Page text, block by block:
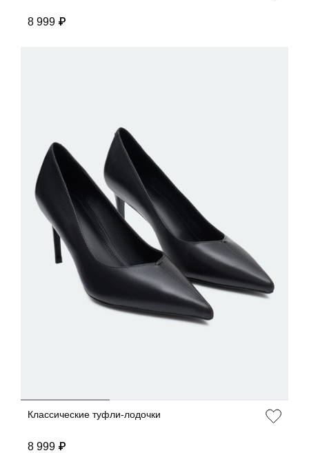
ДОБАВИТЬ В КОРЗИНУ
37 38 39
8 999 ₽
Классические туфли-лодочки
8 999 ₽